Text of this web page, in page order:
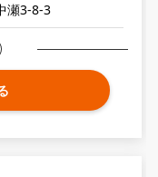
瀬3-8-3